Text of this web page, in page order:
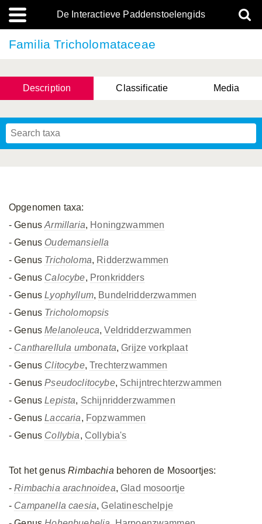
De Interactieve Paddenstoelengids
Familia Tricholomataceae
Description Classificatie Media
Opgenomen taxa:
- GenusArmillaria, Honingzwammen
- Genus Oudemansiella
- Genus Tricholoma, Ridderzwammen
- Genus Calocybe, Pronkridders
- GenusLyophyllum, Bundelridderzwammen
- Genus Tricholomopsis
- GenusMelanoleuca,Veldridderzwammen
- Cantharellula umbonata,Grijze vorkplaat
- Genus Clitocybe,Trechterzwammen
- GenusPseudoclitocybe, Schijntrechterzwammen
- GenusLepista, Schijnridderzwammen
- GenusLaccaria, Fopzwammen
- Genus Collybia, Collybia's
Tot het genusRimbachia behoren de Mosoortjes:
-Rimbachia arachnoidea,Glad mosoortje
- Campanella caesia,Gelatineschelpje